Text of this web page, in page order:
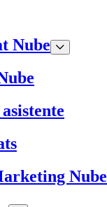
Nube
Nube